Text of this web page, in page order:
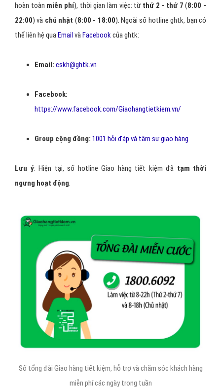
hoàn toàn miễn phí), thời gian làm việc: từ thứ 2 - thứ 7 (8:00 -
22:00) và chủ nhật (8:00 - 18:00). Ngoài số hotline ghtk, bạn có
thể liên hệ quaEmail vàFacebookcủa ghtk:
Email: cskh@ghtk.vn
Facebook:
https://www.facebook.com/Giaohangtietkiem.vn/
Group cộng đồng: 1001 hỏi đáp và tâm sự giao hàng
Lưu ý: Hiện tại, số hotline Giao hàng tiết kiệm đã tạm thời
ngưng hoạt động.
Số tổng đài Giao hàng tiết kiệm, hỗ trợ và chăm sóc khách hàng
miễn phí các ngày trong tuần